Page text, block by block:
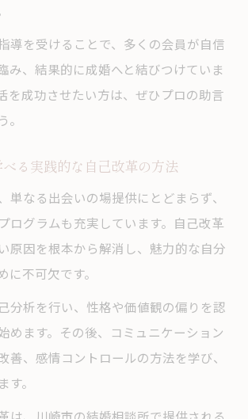
導を受けることで、多くの会員が自信
み、結果的に成婚へと結びつけていま
を成功させたい方は、ぜひプロの助言
る実践的な自己改革の方法
単なる出会いの場提供にとどまらず、
ログラムも充実しています。自己改革
原因を根本から解消し、魅力的な自分
に不可欠です。
分析を行い、性格や価値観の偏りを認
めます。その後、コミュニケーション
善、感情コントロールの方法を学び、
。